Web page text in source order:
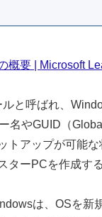
概要 | Microsoft
と呼ばれ、
名やGUID（
トアップが可能
ターPCを作成す
は、OSを新